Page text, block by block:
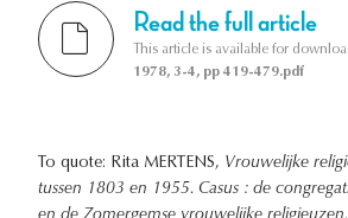
Read the full article
This article is available for
1978, 3-4, pp 419-479.pdf
To quote: Rita MERTENS, Vrouwelijke
tussen 1803 en 1955. Casus : de